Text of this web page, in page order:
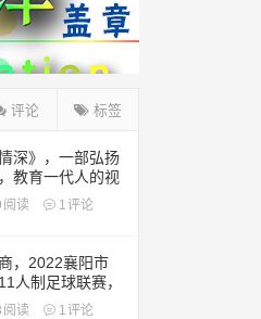
评论 标签
深》，一部弘扬
教育一代人的视
隆中水泥精神永
家园和睦相处永
阅读 1评论
，2022襄阳市
人制足球联赛，
！
阅读 1 评论